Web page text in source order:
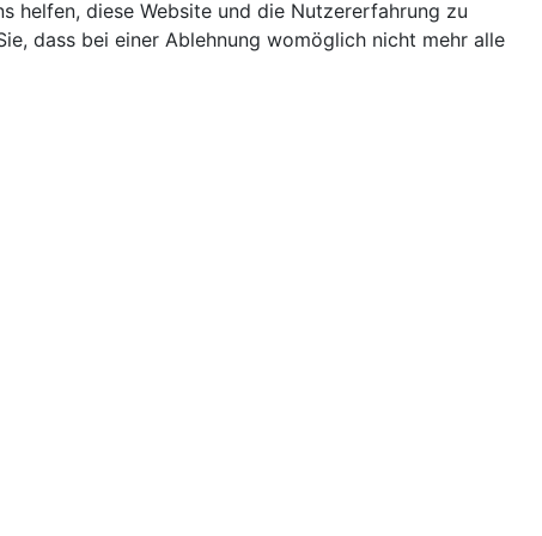
helfen, diese Website und die Nutzererfahrung zu
dass bei einer Ablehnung womöglich nicht mehr alle